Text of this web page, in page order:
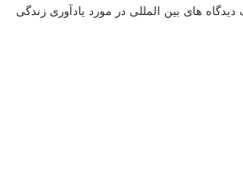
دیدگاه های بین المللی در مورد یادآوری زندگی